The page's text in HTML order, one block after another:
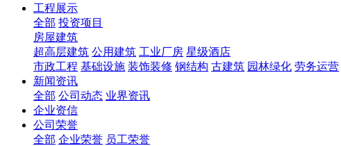
工程展示
全部 投资项目
房屋建筑
超高层建筑 公用建筑 工业厂房 星级酒店
市政工程 基础设施 装饰装修 钢结构 古建筑 园林绿化 劳务运营
新闻资讯
全部 公司动态 业界资讯
企业资信
公司荣誉
全部 企业荣誉 员工荣誉